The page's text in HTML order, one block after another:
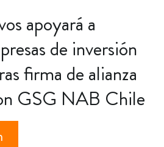
apoyará a
de inversión
firma de alianza
GSG NAB Chile